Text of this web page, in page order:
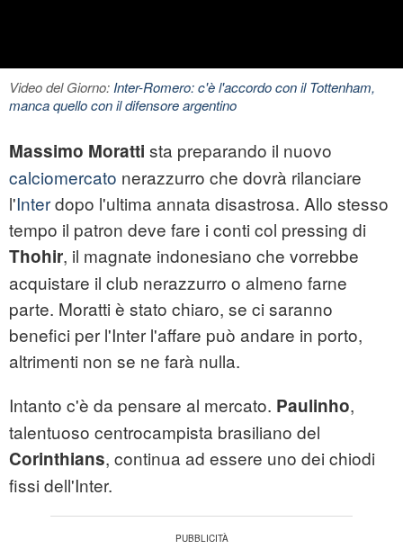
Video del Giorno: Inter-Romero: c'è l'accordo con il Tottenham,
manca quello con il difensore argentino
Massimo Moratti sta preparando il nuovo
calciomercato nerazzurro che dovrà rilanciare
l'Interdopo l'ultima annata disastrosa. Allo stesso
tempo il patron deve fare i conti col pressing di
Thohir, il magnate indonesiano che vorrebbe
acquistare il club nerazzurro o almeno farne
parte. Moratti è stato chiaro, se ci saranno
benefici per l'Inter l'affare può andare in porto,
altrimenti non se ne farà nulla.
Intanto c'è da pensare al mercato. Paulinho,
talentuoso centrocampista brasiliano del
Corinthians, continua ad essere uno dei chiodi
fissi dell'Inter.